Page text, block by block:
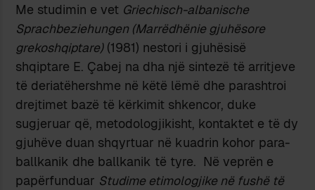
Me studimin e vet Griechisch-albanische
Sprachbeziehungen (Marrëdhënie gjuhësore
grekoshqiptare)(1981) nestori i gjuhësisë
shqiptare E. Çabej na dha një sintezë të arritjeve
të deriatëhershme në këtë lëmë dhe parashtroi
drejtimet bazë të kërkimit shkencor, duke
sugjeruar që, metodologjikisht, kontaktet e të dy
gjuhëve duan shqyrtuar në kuadrin kohor para-
ballkanik dhe ballkanik të tyre. Në veprën e
papërfunduar Studime etimologjike në fushë të